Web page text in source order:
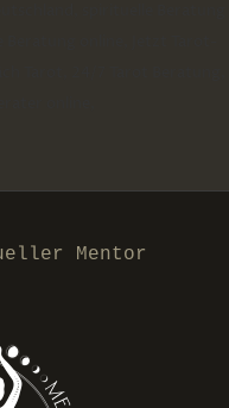
Mentor